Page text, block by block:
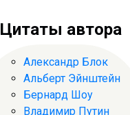
Цитаты автора
Александр Блок
Альберт Эйнштейн
Бернард Шоу
Владимир Путин